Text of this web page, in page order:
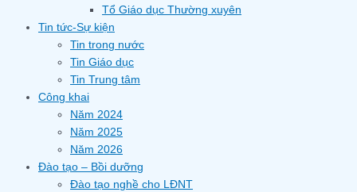
Tổ Giáo dục Thường xuyên
Tin tức-Sự kiện
Tin trong nước
Tin Giáo dục
Tin Trung tâm
Công khai
Năm 2024
Năm 2025
Năm 2026
Đào tạo – Bồi dưỡng
Đào tạo nghề cho LĐNT